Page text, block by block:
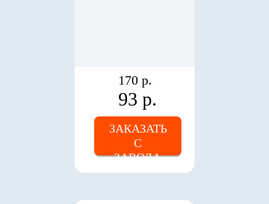
170 р.
93 р.
ЗАКАЗАТЬ
С
ЗАВОДА